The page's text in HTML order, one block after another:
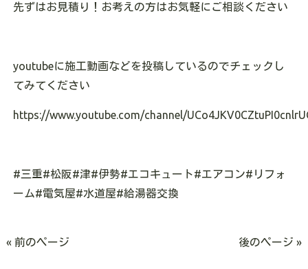
先ずはお見積り！お考えの方はお気軽にご相談ください
youtubeに施工動画などを投稿しているのでチェックし
てみてください
https://www.youtube.com/channel/
#三重#松阪#津#伊勢#エコキュート#エアコン# リフォ
ーム#電気屋#水道屋#給湯器交換
« 前のページ 後のページ »